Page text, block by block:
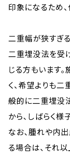
印象になるため
二重幅が狭すぎる
二重埋没法を受
じる方もいます
く、希望よりも
般的に二重埋没
から、しばらく様
なお、腫れや内
る場合は、それ